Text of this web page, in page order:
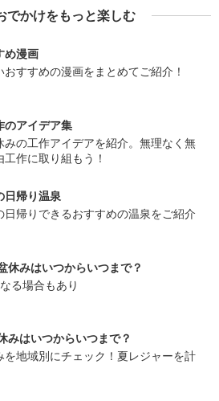
でかけをもっと楽しむ
め漫画
おすすめの漫画をまとめてご紹介！
のアイデア集
みの工作アイデアを紹介。無理なく無
作に取り組もう！
日帰り温泉
日帰りできるおすすめの温泉をご紹介
休みはいつからいつまで？
る場合もあり
みはいつからいつまで？
を地域別にチェック！夏レジャーを計